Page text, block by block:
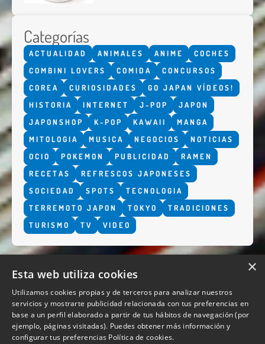
Categorías
ACTUALIDAD ANIMALES ANIME
COCHES
COMBINI LOVERS
COMIDA
CONCURSOS
COREA
CURIOSIDADES
GO JAPAN VÍDEOS!
HISTORIA
INTERNET J-POP
JAPON
JAPONSHOP
K-POP KAWAII
MANGA
MITOLOGIA
MUSICA NEGOCIOS
NOTICIAS
OCIO
POKEMON PUBLICIDAD
RAMEN
RECETAS
REFRESCOS JAPONESES
SOCIEDAD
SPOTS
TECNOLOGIA
TERREMOTO JAPON
TOKYO
TRADICIONES
TURISMO
TV VIDEO
QUIENES SOMOS
×
Esta web utiliza cookies
Utilizamos cookies propias y de terceros para analizar nuestros
servicios y mostrarte publicidad relacionada con tus preferencias en
base a un perfil elaborado a partir de tus hábitos de navegación (por
ejemplo, páginas visitadas). Puedes obtener más información y
configurar tus preferencias Política de cookies.